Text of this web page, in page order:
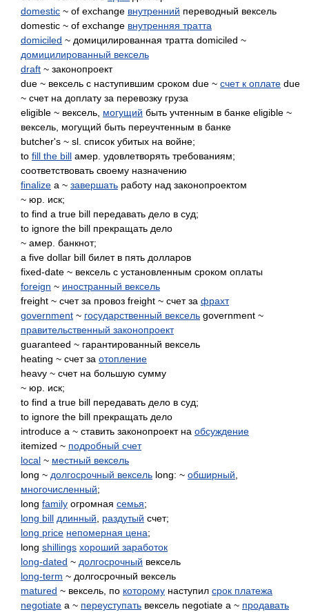
domestic ~ of exchange внутренний переводный вексель
domestic ~ of exchange внутренняя тратта
domiciled ~ домицилированная тратта domiciled ~
домицилированный вексель
draft ~ законопроект
due ~ вексель с наступившим сроком due ~ счет к оплате due
~ счет на доплату за перевозку груза
eligible ~ вексель, могущий быть учтенным в банке eligible ~
вексель, могущий быть переучтенным в банке
butcher's ~ sl. список убитых на войне;
to fill the bill амер. удовлетворять требованиям;
соответствовать своему назначению
finalize a ~ завершать работу над законопроектом
~ юр. иск;
to find a true bill передавать дело в суд;
to ignore the bill прекращать дело
~ амер. банкнот;
a five dollar bill билет в пять долларов
fixed-date ~ вексель с установленным сроком оплаты
foreign ~ иностранный вексель
freight ~ счет за провоз freight ~ счет за фрахт
government ~ государственный вексель government ~
правительственный законопроект
guaranteed ~ гарантированный вексель
heating ~ счет за отопление
heavy ~ счет на большую сумму
~ юр. иск;
to find a true bill передавать дело в суд;
to ignore the bill прекращать дело
introduce a ~ ставить законопроект на обсуждение
itemized ~ подробный счет
local ~ местный вексель
long ~ долгосрочный вексель long: ~ обширный
многочисленный;
long family огромная семья;
long bill длинный раздутый счет;
long price непомерная цена;
long shillings хороший заработок
long-dated ~ долгосрочный вексель
long-term ~ долгосрочный вексель
matured ~ вексель, по которому наступил срок платежа
negotiate a ~ переуступать вексель negotiate a ~ продавать